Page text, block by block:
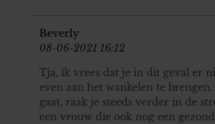
Beverly
08-06-2021 16:12
Tja, ik vrees dat je in dit geval er
even aan het wankelen te
gaat, raak je steeds verder in de
een vrouw die ook nog een